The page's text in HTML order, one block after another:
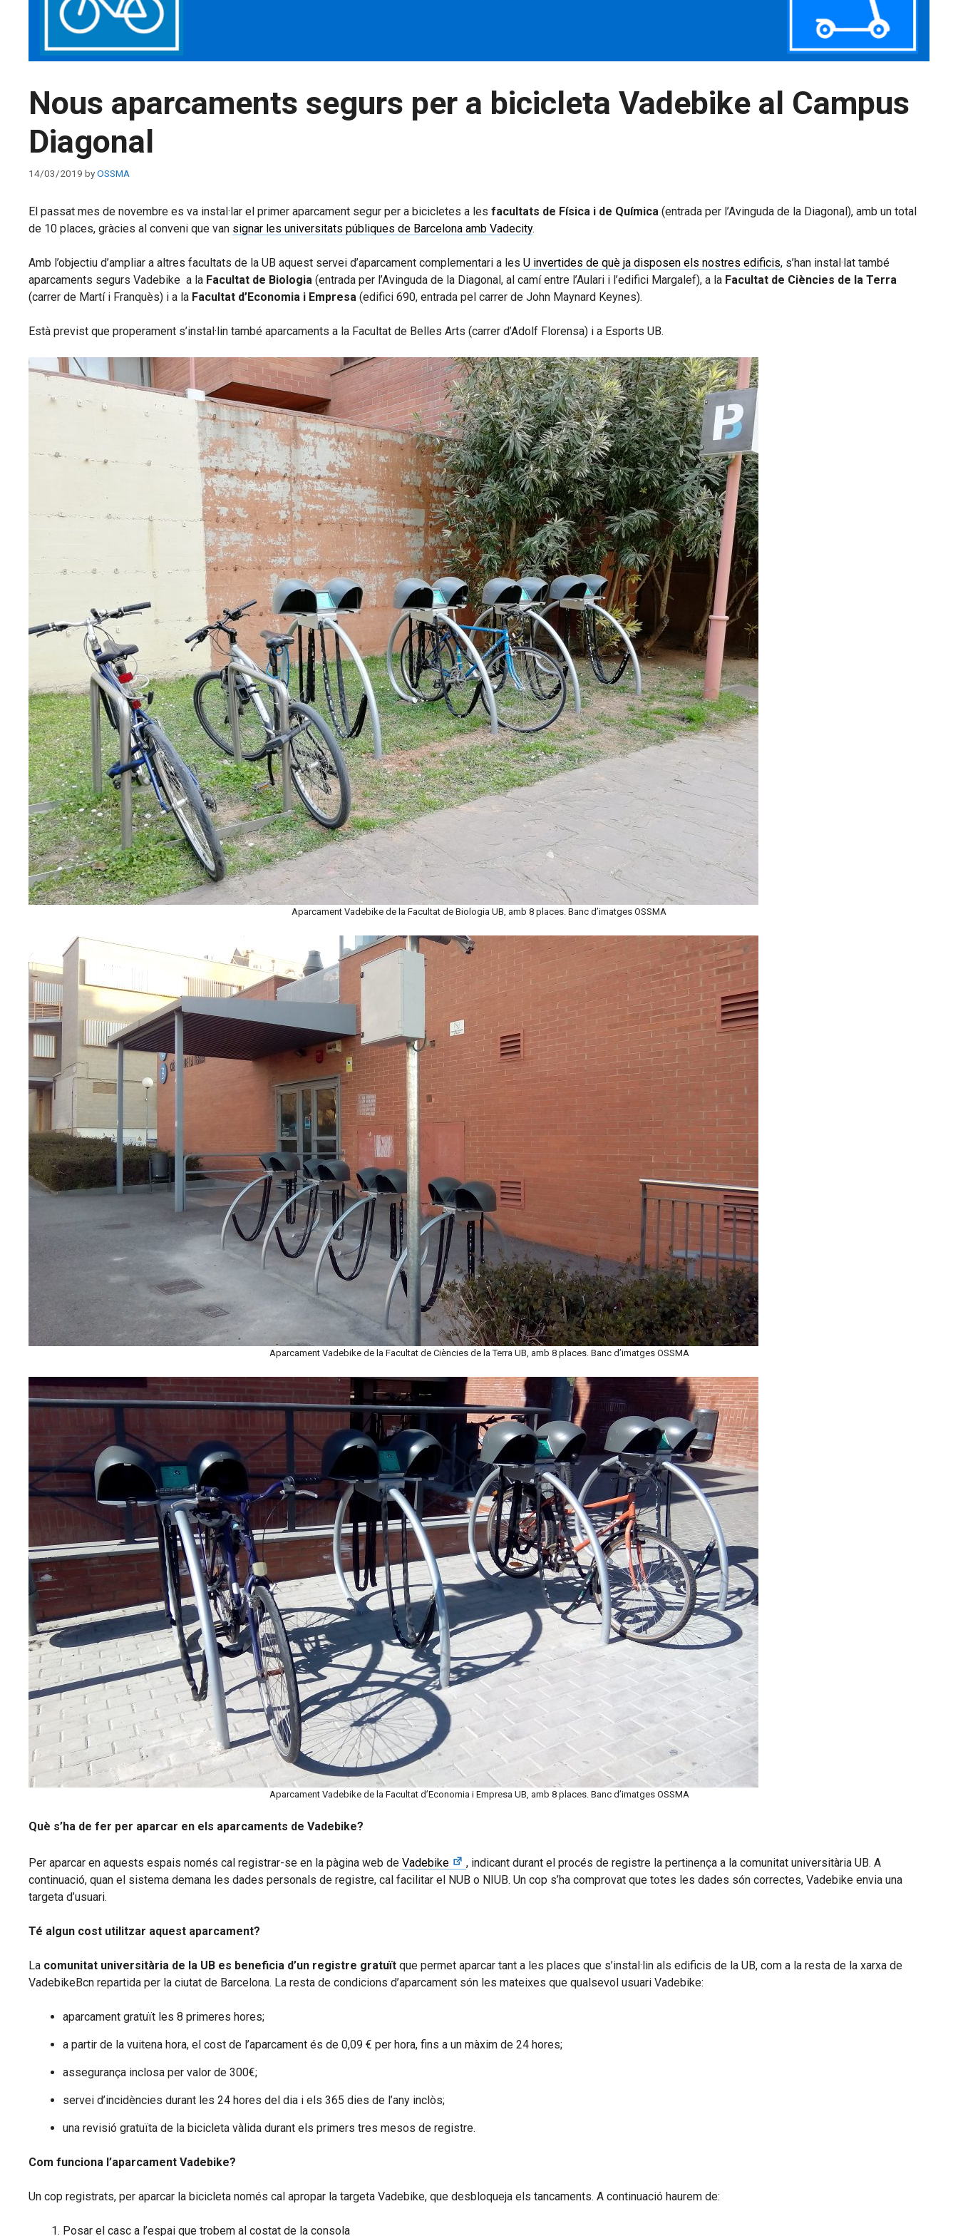
Nous aparcaments segurs per a bicicleta Vadebike al Campus
Diagonal
14/03/2019 byOSSMA
El passat mes de novembre es va instal·lar el primer aparcament segur per a bicicletes a les facultats de Física i de Química (entrada per l’Avinguda de la Diagonal), amb un total
de 10 places, gràcies al conveni que van signar les universitats públiques de Barcelona amb Vadecity.
Amb l’objectiu d’ampliar a altres facultats de la UB aquest servei d’aparcament complementari a les U invertides de què ja disposen els nostres edificis, s’han instal·lat també
aparcaments segurs Vadebike a la Facultat de Biologia (entrada per l’Avinguda de la Diagonal, al camí entre l’Aulari i l’edifici Margalef), a la Facultat de Ciències de la Terra
(carrer de Martí i Franquès) i a la Facultat d’Economia i Empresa (edifici 690, entrada pel carrer de John Maynard Keynes).
Està previst que properament s’instal·lin també aparcaments a la Facultat de Belles Arts (carrer d’Adolf Florensa) i a Esports UB.
Aparcament Vadebike de la Facultat de Biologia UB, amb 8 places. Banc d’imatges OSSMA
Aparcament Vadebike de la Facultat de Ciències de la Terra UB, amb 8 places. Banc d’imatges OSSMA
Aparcament Vadebike de la Facultat d’Economia i Empresa UB, amb 8 places. Banc d’imatges OSSMA
Què s’ha de fer per aparcar en els aparcaments de Vadebike?
Per aparcar en aquests espais només cal registrar-se en la pàgina web de Vadebike
, indicant durant el procés de registre la pertinença a la comunitat universitària UB. A
continuació, quan el sistema demana les dades personals de registre, cal facilitar el NUB o NIUB. Un cop s’ha comprovat que totes les dades són correctes, Vadebike envia una
targeta d’usuari.
Té algun cost utilitzar aquest aparcament?
La comunitat universitària de la UB es beneficia d’un registre gratuït que permet aparcar tant a les places que s’instal·lin als edificis de la UB, com a la resta de la xarxa de
VadebikeBcn repartida per la ciutat de Barcelona. La resta de condicions d’aparcament són les mateixes que qualsevol usuari Vadebike:
aparcament gratuït les 8 primeres hores;
a partir de la vuitena hora, el cost de l’aparcament és de 0,09 € per hora, fins a un màxim de 24 hores;
assegurança inclosa per valor de 300€;
servei d’incidències durant les 24 hores del dia i els 365 dies de l’any inclòs;
una revisió gratuïta de la bicicleta vàlida durant els primers tres mesos de registre.
Com funciona l’aparcament Vadebike?
Un cop registrats, per aparcar la bicicleta només cal apropar la targeta Vadebike, que desbloqueja els tancaments. A continuació haurem de:
Posar el casc a l’espai que trobem al costat de la consola